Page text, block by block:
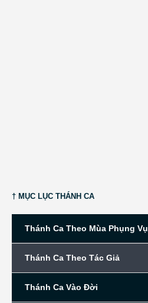
† MỤC LỤC THÁNH CA
Thánh Ca Theo Mùa Phụng Vụ
Thánh Ca Theo Tác Giả
Thánh Ca Vào Đời